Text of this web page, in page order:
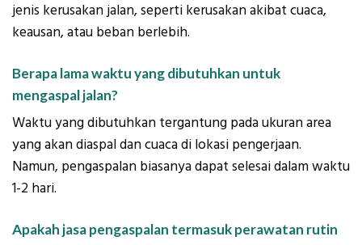
jenis kerusakan jalan, seperti kerusakan akibat cuaca,
keausan, atau beban berlebih.
Berapa lama waktu yang dibutuhkan untuk
mengaspal jalan?
Waktu yang dibutuhkan tergantung pada ukuran area
yang akan diaspal dan cuaca di lokasi pengerjaan.
Namun, pengaspalan biasanya dapat selesai dalam waktu
1-2 hari.
Apakah jasa pengaspalan termasuk perawatan rutin